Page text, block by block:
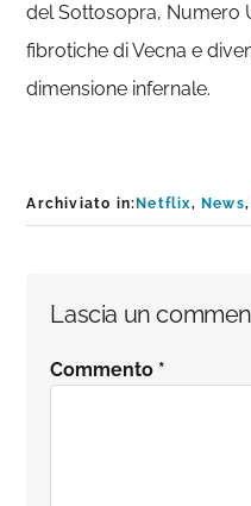
del Sottosopra, Numero
fibrotiche di Vecna e
dimensione infernale.
Archiviato in: Netflix, News
Interazioni
del
Lascia un
Commento *